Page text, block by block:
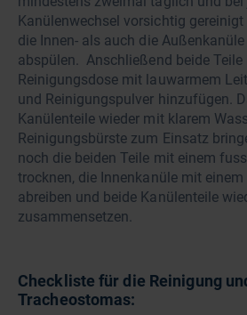
Kanülenwechsel vorsichtig
die Innen- als auch die
abspülen. Anschließend beide Teile
Reinigungsdose mit lauwarmem
und Reinigungspulver hinzufügen.
Kanülenteile wieder mit klarem
Reinigungsbürste zum Einsatz
noch die beiden Teile mit einem
trocknen, die Innenkanüle mit
abreiben und beide Kanülenteile
zusammensetzen.
Checkliste für die Reinigung
Tracheostomas: